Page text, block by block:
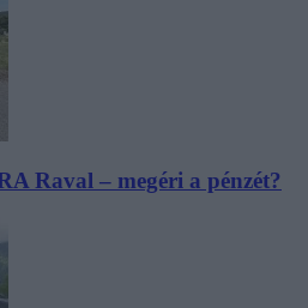
Raval – megéri a pénzét?